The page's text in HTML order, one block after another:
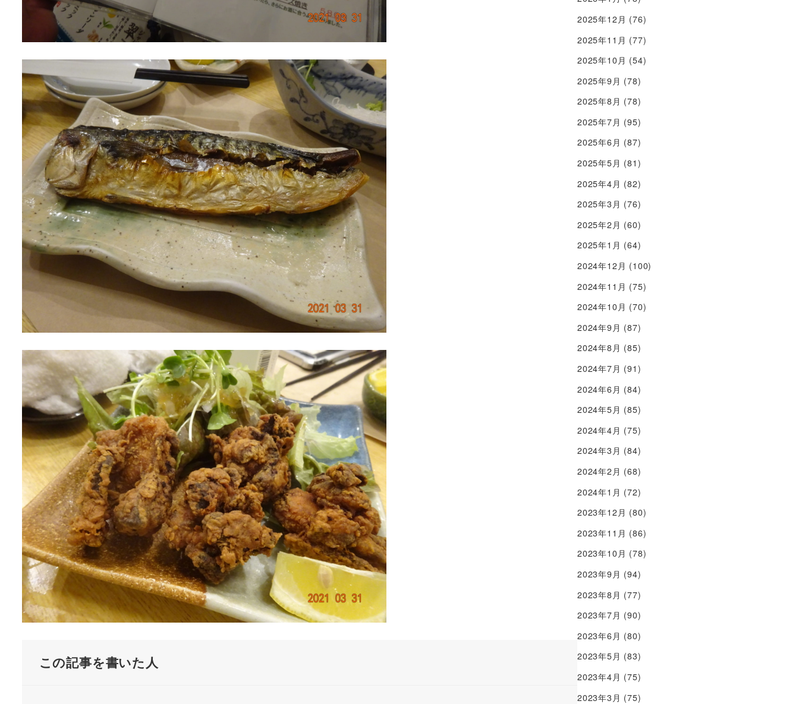
この記事を書いた人
2025年12月 (76)
2025年11月 (77)
2025年10月 (54)
2025年9月 (78)
2025年8月 (78)
2025年7月 (95)
2025年6月 (87)
2025年5月 (81)
2025年4月 (82)
2025年3月 (76)
2025年2月 (60)
2025年1月 (64)
2024年12月 (100)
2024年11月 (75)
2024年10月 (70)
2024年9月 (87)
2024年8月 (85)
2024年7月 (91)
2024年6月 (84)
2024年5月 (85)
2024年4月 (75)
2024年3月 (84)
2024年2月 (68)
2024年1月 (72)
2023年12月 (80)
2023年11月 (86)
2023年10月 (78)
2023年9月 (94)
2023年8月 (77)
2023年7月 (90)
2023年6月 (80)
2023年5月 (83)
2023年4月 (75)
2023年3月 (75)